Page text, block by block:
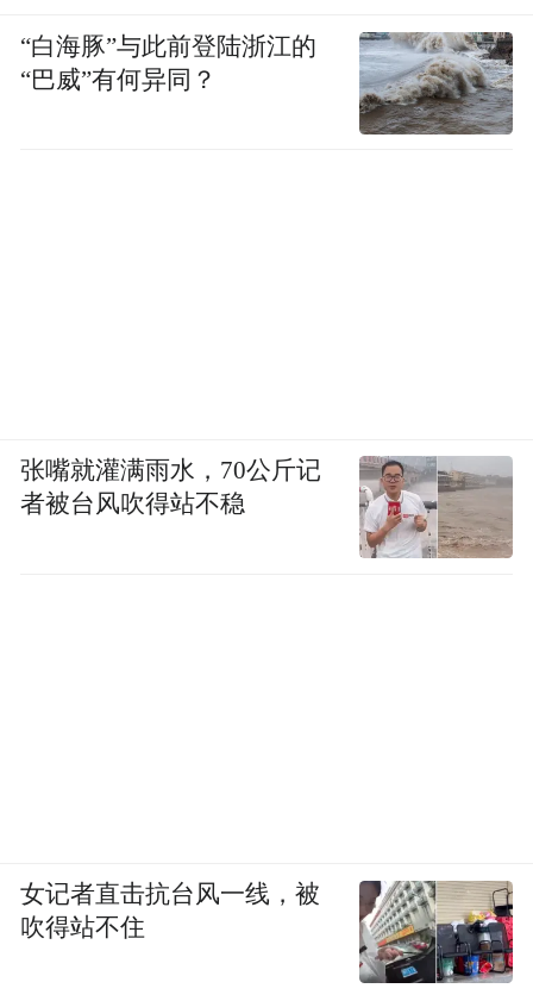
“白海豚”与此前登陆浙江的
“巴威”有何异同？
张嘴就灌满雨水，70公斤记
者被台风吹得站不稳
女记者直击抗台风一线，被
吹得站不住